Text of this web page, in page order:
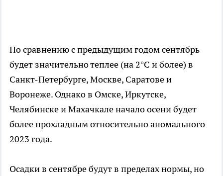
По сравнению с предыдущим годом сентябрь
будет значительно теплее (на 2°С и более) в
Санкт-Петербурге, Москве, Саратове и
Воронеже. Однако в Омске, Иркутске,
Челябинске и Махачкале начало осени будет
более прохладным относительно аномального
2023 года.
Осадки в сентябре будут в пределах нормы, но